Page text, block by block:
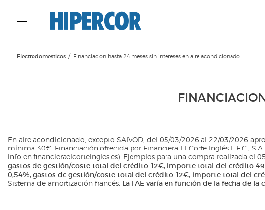
Electrodomesticos Financiacion hasta 24 meses sin intereses en aire acondicionado
En aire acondicionado, excepto SAIVOD, del 05/03/2026 al 22/03/2026
mínima 30€. Financiación ofrecida por Financiera El Corte Inglés E.F.C.,
info en financieraelcorteingles.es). Ejemplos para una compra realizada el
gastos de gestión/coste total del crédito 12€, importe total del crédito
0,54%, gastos de gestión/coste total del crédito 12€, importe total del
Sistema de amortización francés. La TAE varía en función de la fecha de